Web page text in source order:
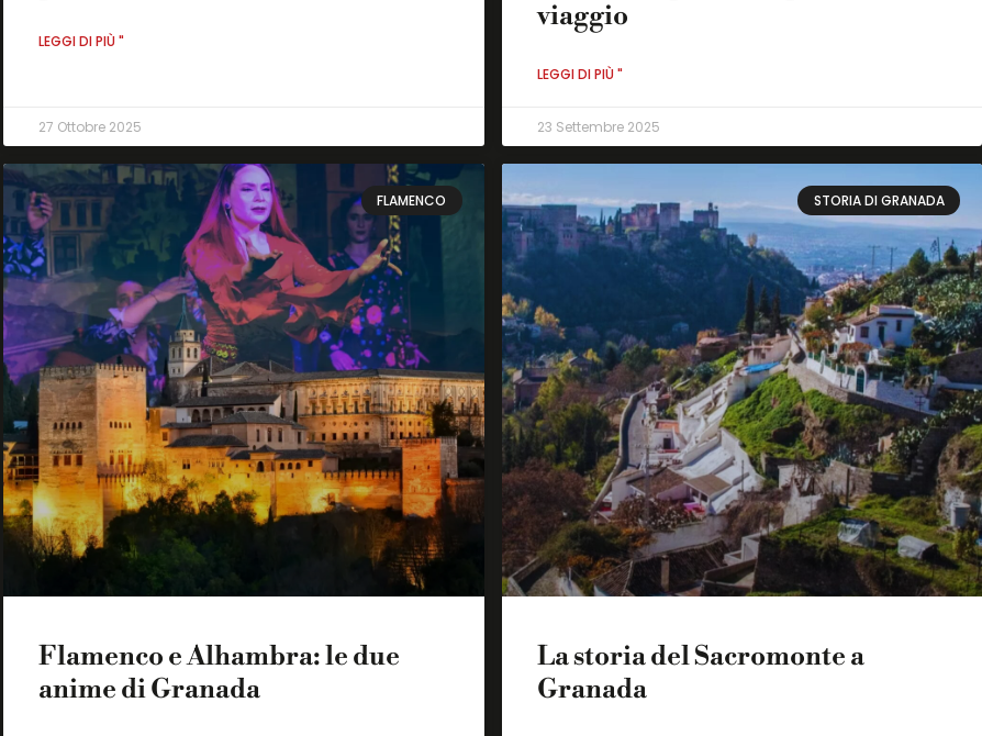
LEGGI DI PIÙ "
27 Ottobre 2025
viaggio
LEGGI DI PIÙ "
23 Settembre 2025
FLAMENCO
Flamenco e Alhambra: le due
anime di Granada
STORIA DI GRANADA
La storia del Sacromonte a
Granada